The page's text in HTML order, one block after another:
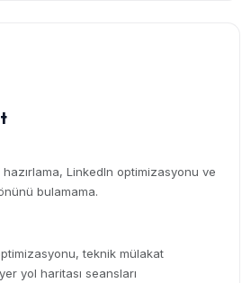
LinkedIn optimizasyonu ve
bulamama.
teknik mülakat
yol haritası seansları